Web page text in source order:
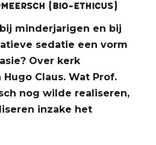
(bio-ethicus)
minderjarigen en bij
sedatie een vorm
Over kerk
Claus. Wat Prof.
nog wilde realiseren,
inzake het